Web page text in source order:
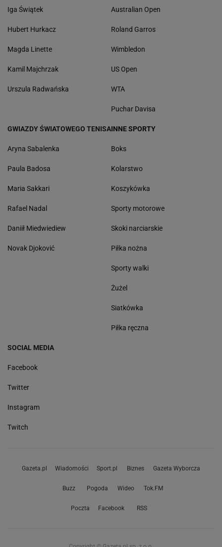
Iga Świątek
Hubert Hurkacz
Magda Linette
Kamil Majchrzak
Urszula Radwańska
Australian Open
Roland Garros
Wimbledon
US Open
WTA
Puchar Davisa
GWIAZDY ŚWIATOWEGO TENISA
Aryna Sabalenka
Paula Badosa
Maria Sakkari
Rafael Nadal
Daniił Miedwiediew
Novak Djoković
INNE SPORTY
Boks
Kolarstwo
Koszykówka
Sporty motorowe
Skoki narciarskie
Piłka nożna
Sporty walki
Żużel
Siatkówka
Piłka ręczna
SOCIAL MEDIA
Facebook
Twitter
Instagram
Twitch
Gazeta.pl Wiadomości Sport.pl Biznes Gazeta Wyborcza
Buzz Pogoda Wideo Tok.FM
Poczta Facebook RSS